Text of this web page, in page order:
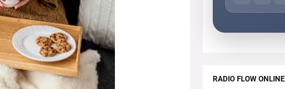
RADIO FLOW ONLINE